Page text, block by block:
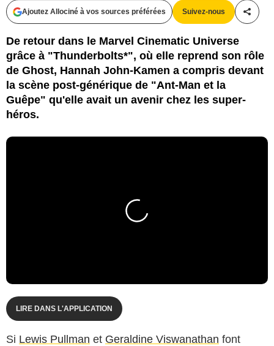
Ajoutez Allociné à vos sources préférées Suivez-nous
De retour dans le Marvel Cinematic Universe
grâce à "Thunderbolts*", où elle reprend son rôle
de Ghost, Hannah John-Kamen a compris devant
la scène post-générique de "Ant-Man et la
Guêpe" qu'elle avait un avenir chez les super-
héros.
LIRE DANS L'APPLICATION
Si Lewis Pullman et Geraldine Viswanathan font